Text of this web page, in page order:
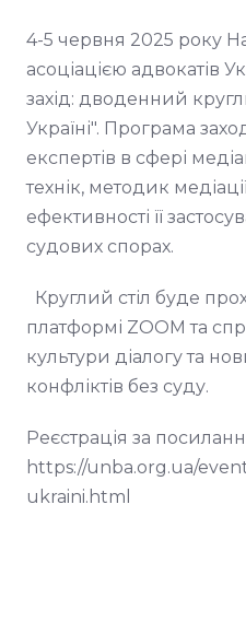
4-5 червня 2025 року
асоціацією адвокатів
захід: дводенний
Україні". Програма
експертів в сфері
технік, методик
ефективності її
судових спорах.
Круглий стіл буде
платформі ZOOM та
культури діалогу та
конфліктів без суду.
Реєстрація за
https://unba.org.ua/
ukraini.html